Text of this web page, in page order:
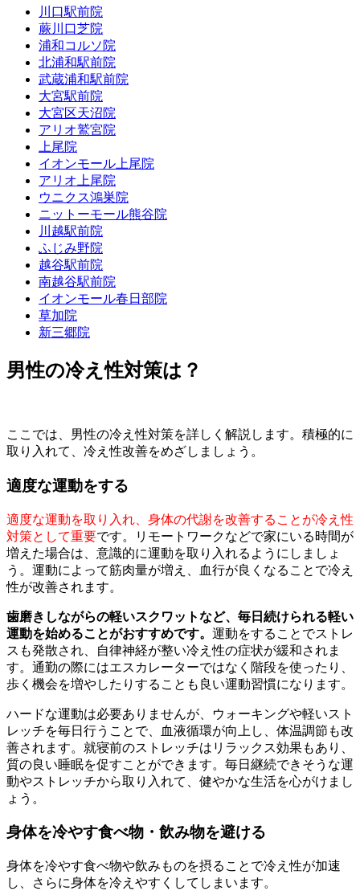
川口駅前院
蕨川口芝院
浦和コルソ院
北浦和駅前院
武蔵浦和駅前院
大宮駅前院
大宮区天沼院
アリオ鷲宮院
上尾院
イオンモール上尾院
アリオ上尾院
ウニクス鴻巣院
ニットーモール熊谷院
川越駅前院
ふじみ野院
越谷駅前院
南越谷駅前院
イオンモール春日部院
草加院
新三郷院
男性の冷え性対策は？
ここでは、男性の冷え性対策を詳しく解説します。積極的に
取り入れて、冷え性改善をめざしましょう。
適度な運動をする
適度な運動を取り入れ、身体の代謝を改善することが冷え性
対策として重要です。リモートワークなどで家にいる時間が
増えた場合は、意識的に運動を取り入れるようにしましょ
う。運動によって筋肉量が増え、血行が良くなることで冷え
性が改善されます。
歯磨きしながらの軽いスクワットなど、毎日続けられる軽い
運動を始めることがおすすめです。 運動をすることでストレ
スも発散され、自律神経が整い冷え性の症状が緩和されま
す。通勤の際にはエスカレーターではなく階段を使ったり、
歩く機会を増やしたりすることも良い運動習慣になります。
ハードな運動は必要ありませんが、ウォーキングや軽いスト
レッチを毎日行うことで、血液循環が向上し、体温調節も改
善されます。就寝前のストレッチはリラックス効果もあり、
質の良い睡眠を促すことができます。毎日継続できそうな運
動やストレッチから取り入れて、健やかな生活を心がけまし
ょう。
身体を冷やす食べ物・飲み物を避ける
身体を冷やす食べ物や飲みものを摂ることで冷え性が加速
し、さらに身体を冷えやすくしてしまいます。